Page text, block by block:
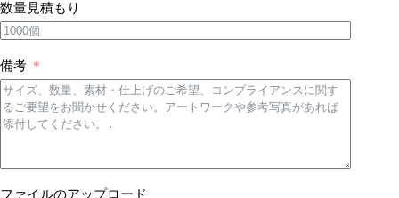
数量見積もり
備考
ファイルのアップロード